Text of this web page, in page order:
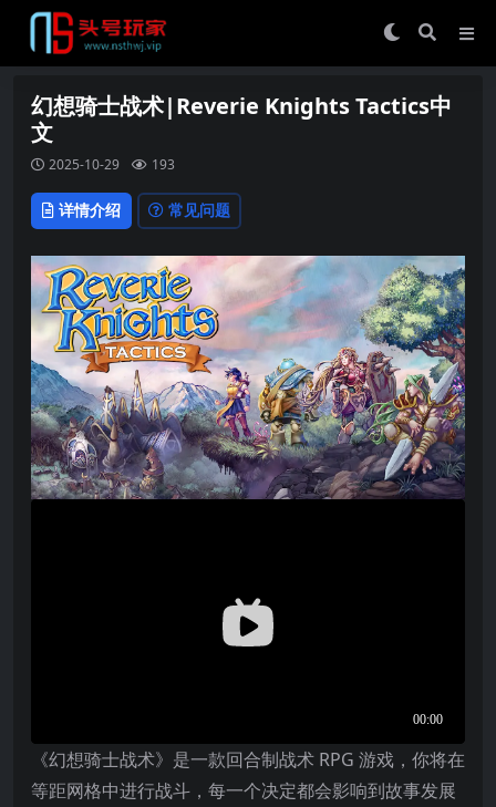
幻想骑士战术|Reverie Knights Tactics中
文
2025-10-29 193
详情介绍 常见问题
《幻想骑士战术》是一款回合制战术 RPG 游戏，你将在
等距网格中进行战斗，每一个决定都会影响到故事发展